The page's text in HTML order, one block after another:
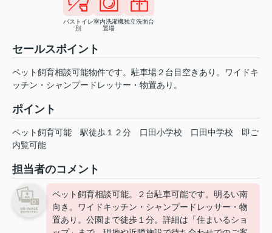
バストイレ
別
室内洗濯機
置場
独立洗面台
セールスポイント
ペット飼育相談可能物件です。駐車場２台目空きあり。ワイドキ
ッチン・シャンプードレッサー・物置あり。
ポイント
ペット飼育可能 駅徒歩１２分 口田小学校 口田中学校
即ご
内覧可能
担当者のコメント
ペット飼育相談可能。２台駐車可能です。明るい南
向き。ワイドキッチン・シャンプードレッサー・物
置あり。公園まで徒歩１分。詳細は「住まいるショ